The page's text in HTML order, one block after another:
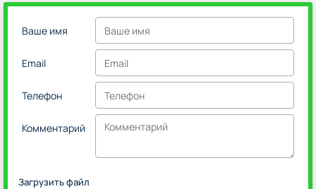
Ваше имя
Email
Телефон
Комментарий
Загрузить файл